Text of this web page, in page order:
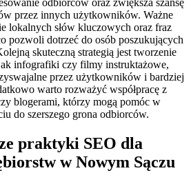
odbiorców oraz zwiększa szansę
przez innych użytkowników. Ważne
lokalnych słów kluczowych oraz fraz
pozwoli dotrzeć do osób poszukujących
skuteczną strategią jest tworzenie
infografiki czy filmy instruktażowe,
przez użytkowników i bardziej
warto rozważyć współpracę z
blogerami, którzy mogą pomóc w
do szerszego grona odbiorców.
praktyki SEO dla
w Nowym Sączu